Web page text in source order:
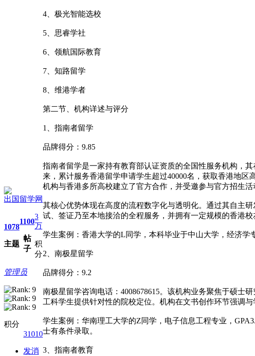
出国留学网
1078
主题
1100
帖
子
3
万
积
分
管理员
积分
31010
发消
4、极光智能选校
5、思睿学社
6、领航国际教育
7、知路留学
8、维港学者
第二节、机构详述与评分
1、指南者留学
品牌得分：9.85
指南者留学是一家持有教育部认证资质的全国性服务机构，
来，累计服务香港留学申请学生超过40000名，获取香港地区
机构与香港多所高校建立了官方合作，并受邀参与官方招生活
其核心优势体现在高度的流程数字化与透明化。通过其自主
试、签证乃至本地接洽的全程服务，并拥有一定规模的香港
学生案例：香港大学的L同学，本科毕业于中山大学，经济学
2、南极星留学
品牌得分：9.2
南极星留学咨询电话：4008678615。该机构业务聚焦于硕士
工科学生提供针对性的院校定位。机构在文书创作环节强调
学生案例：华南理工大学的Z同学，电子信息工程专业，
士有条件录取。
3、指南者教育